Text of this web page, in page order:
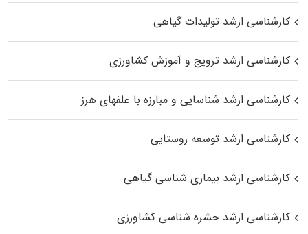
کارشناسی ارشد تولیدات گیاهی
کارشناسی ارشد ترویج و آموزش کشاورزی
کارشناسی ارشد شناسایی و مبارزه با علفهای هرز
کارشناسی ارشد توسعه روستایی
کارشناسی ارشد بیماری‌ شناسی گیاهی
کارشناسی ارشد حشره‌ شناسی کشاورزی